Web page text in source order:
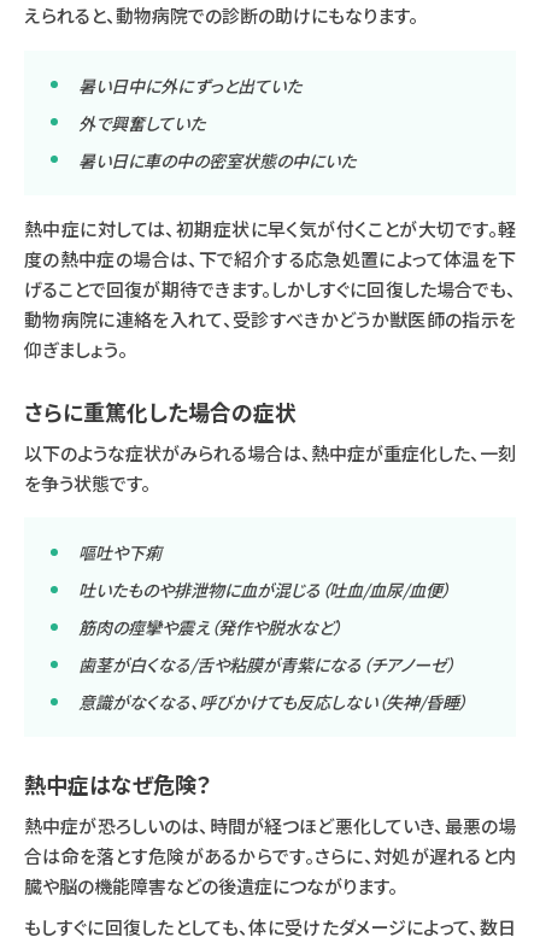
えられると、動物病院での診断の助けにもなります。
暑い日中に外にずっと出ていた
外で興奮していた
暑い日に車の中の密室状態の中にいた
熱中症に対しては、初期症状に早く気が付くことが大切です。軽
度の熱中症の場合は、下で紹介する応急処置によって体温を下
げることで回復が期待できます。しかしすぐに回復した場合でも、
動物病院に連絡を入れて、受診すべきかどうか獣医師の指示を
仰ぎましょう。
さらに重篤化した場合の症状
以下のような症状がみられる場合は、熱中症が重症化した、一刻
を争う状態です。
嘔吐や下痢
吐いたものや排泄物に血が混じる（吐血/血尿/血便）
筋肉の痙攣や震え（発作や脱水など）
歯茎が白くなる/舌や粘膜が青紫になる（チアノーゼ）
意識がなくなる、呼びかけても反応しない（失神/昏睡）
熱中症はなぜ危険？
熱中症が恐ろしいのは、時間が経つほど悪化していき、最悪の場
合は命を落とす危険があるからです。さらに、対処が遅れると内
臓や脳の機能障害などの後遺症につながります。
もしすぐに回復したとしても、体に受けたダメージによって、数日